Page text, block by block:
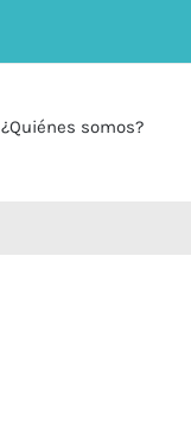
¿Quiénes somos?